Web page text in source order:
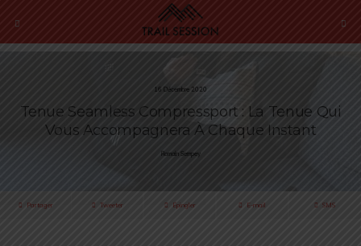
16 Décembre 2020
Tenue Seamless Compressport : La Tenue Qui
Vous Accompagnera À Chaque Instant
Romain Sempey
Partager Tweeter Épingler E-mail SMS